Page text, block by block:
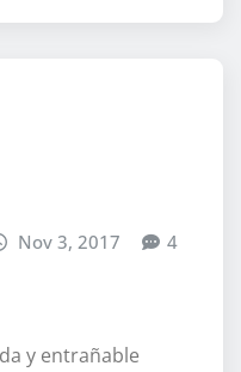
Nov 3, 2017 4
y entrañable